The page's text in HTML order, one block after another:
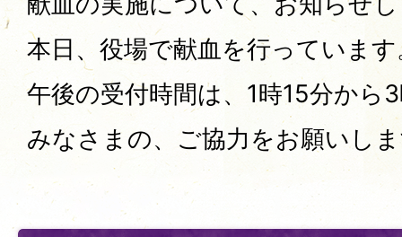
本日、役場で献血を行っています
午後の受付時間は、1時15分から
みなさまの、ご協力をお願いし